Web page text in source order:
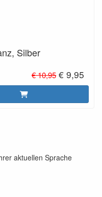
Silber
€ 10,95€ 9,95
aktuellen Sprache